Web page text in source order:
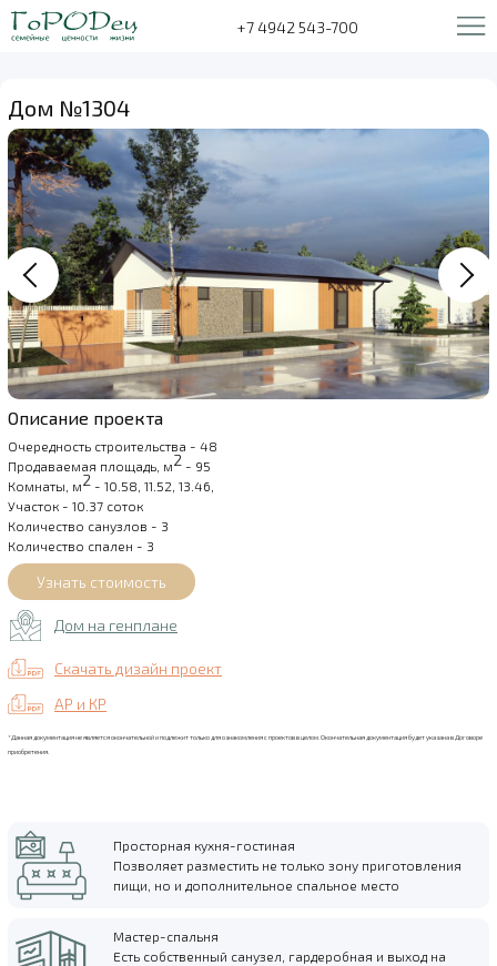
+7 4942 543-700
Дом №1304
Описание проекта
Очередность строительства - 48
Продаваемая площадь, м2 - 95
Комнаты, м2 - 10.58, 11.52, 13.46,
Участок - 10.37 соток
Количество санузлов - 3
Количество спален - 3
Дом на генплане
Скачать дизайн проект
АР и КР
*Данная документация не является окончательной и подлежит только для ознакомления с проектов в целом. Окончательная документация будет указана в Договоре
приобретения.
Просторная кухня-гостиная
Позволяет разместить не только зону приготовления
пищи, но и дополнительное спальное место
Мастер-спальня
Есть собственный санузел, гардеробная и выход на